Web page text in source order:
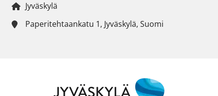
Jyväskylä
Paperitehtaankatu 1, Jyväskylä, Suomi